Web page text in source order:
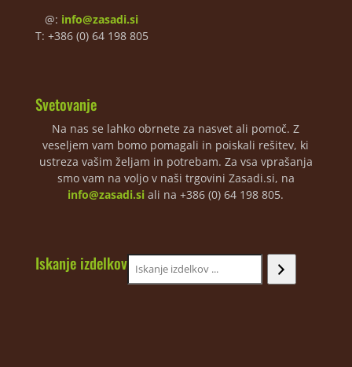
@: info@zasadi.si
T: +386 (0) 64 198 805
Svetovanje
Na nas se lahko obrnete za nasvet ali pomoč. Z
veseljem vam bomo pomagali in poiskali rešitev, ki
ustreza vašim željam in potrebam. Za vsa vprašanja
smo vam na voljo v naši trgovini Zasadi.si, na
info@zasadi.si ali na +386 (0) 64 198 805.
Iskanje izdelkov